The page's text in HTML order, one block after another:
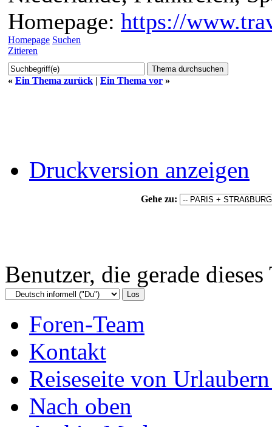
Homepage: https://
Homepage Suchen
Zitieren
« Ein Thema zurück | Ein Thema vor »
Druckversion anzeigen
Gehe zu:
Benutzer, die gerade
Foren-Team
Kontakt
Reiseseite von
Nach oben